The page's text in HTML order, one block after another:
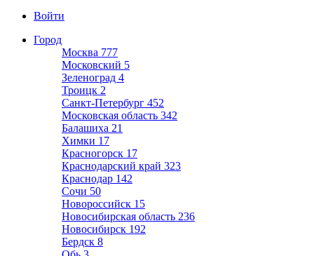
Войти
Город
Москва 777
Московский 5
Зеленоград 4
Троицк 2
Санкт-Петербург 452
Московская область 342
Балашиха 21
Химки 17
Красногорск 17
Краснодарский край 323
Краснодар 142
Сочи 50
Новороссийск 15
Новосибирская область 236
Новосибирск 192
Бердск 8